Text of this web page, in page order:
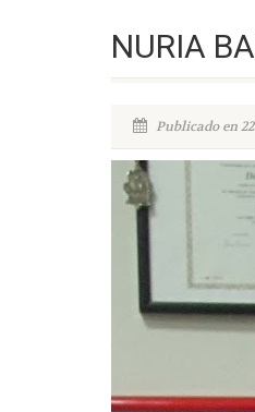
NURIA
Publicado en